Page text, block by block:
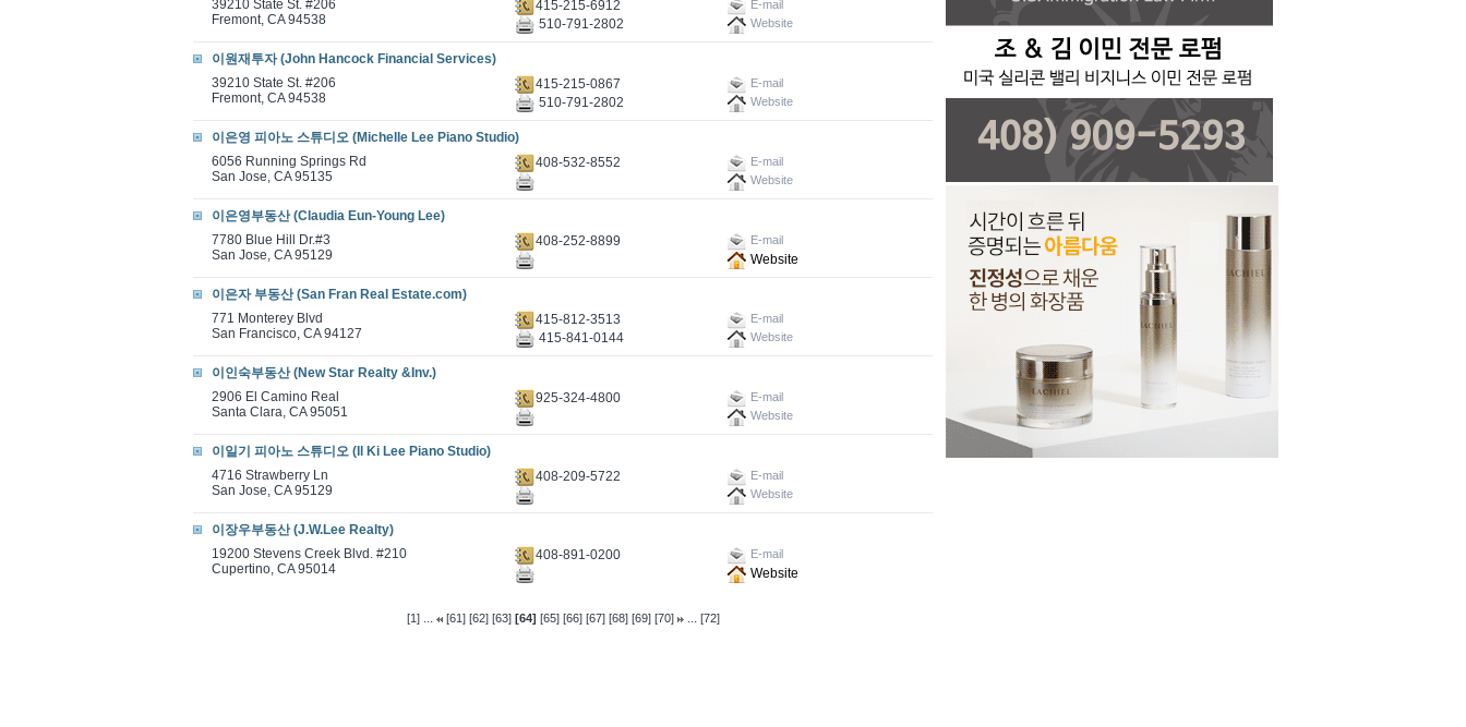
39210 State St. #206
Fremont, CA 94538
415-215-6912 E-mail
510-791-2802 Website
이원재투자 (John Hancock Financial Services)
39210 State St. #206
Fremont, CA 94538
415-215-0867 E-mail
510-791-2802 Website
이은영 피아노 스튜디오 (Michelle Lee Piano Studio)
6056 Running Springs Rd
San Jose, CA 95135
408-532-8552
E-mail
Website
이은영부동산 (Claudia Eun-Young Lee)
7780 Blue Hill Dr.#3
San Jose, CA 95129
408-252-8899 E-mail
Website
이은자 부동산 (San Fran Real Estate.com)
771 Monterey Blvd
San Francisco, CA 94127
415-812-3513 E-mail
415-841-0144 Website
이인숙부동산 (New Star Realty &Inv.)
2906 El Camino Real
Santa Clara, CA 95051
925-324-4800
E-mail
Website
이일기 피아노 스튜디오 (Il Ki Lee Piano Studio)
4716 Strawberry Ln
San Jose, CA 95129
408-209-5722
E-mail
Website
이장우부동산 (J.W.Lee Realty)
19200 Stevens Creek Blvd. #210
Cupertino, CA 95014
408-891-0200 E-mail
Website
[1]... [61] [62] [63] [64] [65] [66] [67] [68] [69] [70] ... [72]